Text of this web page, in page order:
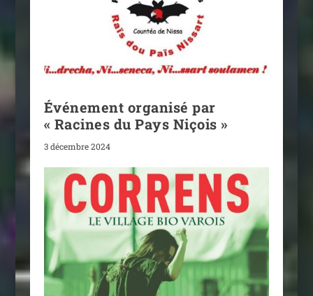
Événement organisé par
« Racines du Pays Niçois »
3 décembre 2024